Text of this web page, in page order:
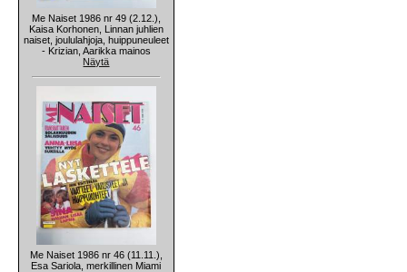
Me Naiset 1986 nr 49 (2.12.),
Kaisa Korhonen, Linnan juhlien
naiset, joululahjoja, huippuneuleet
- Krizian, Aarikka mainos
Näytä
Me Naiset 1986 nr 46 (11.11.),
Esa Sariola, merkillinen Miami